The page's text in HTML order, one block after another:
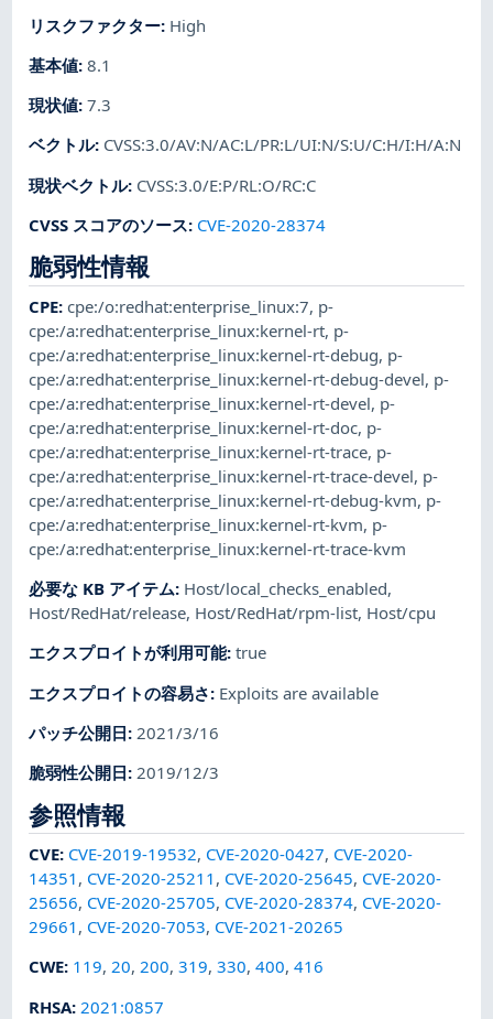
リスクファクター: High
基本値:8.1
現状値:7.3
ベクトル: CVSS:3.0/AV:N/AC:L/PR:L/UI:N/S:U/C:H/I:H/A:N
現状ベクトル: CVSS:3.0/E:P/RL:O/RC:C
CVSS スコアのソース: CVE-2020-28374
脆弱性情報
CPE:cpe:/o:redhat:enterprise_linux:7, p-
cpe:/a:redhat:enterprise_linux:kernel-rt, p-
cpe:/a:redhat:enterprise_linux:kernel-rt-debug, p-
cpe:/a:redhat:enterprise_linux:kernel-rt-debug-devel, p-
cpe:/a:redhat:enterprise_linux:kernel-rt-devel, p-
cpe:/a:redhat:enterprise_linux:kernel-rt-doc, p-
cpe:/a:redhat:enterprise_linux:kernel-rt-trace, p-
cpe:/a:redhat:enterprise_linux:kernel-rt-trace-devel, p-
cpe:/a:redhat:enterprise_linux:kernel-rt-debug-kvm, p-
cpe:/a:redhat:enterprise_linux:kernel-rt-kvm, p-
cpe:/a:redhat:enterprise_linux:kernel-rt-trace-kvm
必要な KB アイテム: Host/local_checks_enabled,
Host/RedHat/release, Host/RedHat/rpm-list, Host/cpu
エクスプロイトが利用可能:true
エクスプロイトの容易さ: Exploits are available
パッチ公開日:2021/3/16
脆弱性公開日:2019/12/3
参照情報
CVE: CVE-2019-19532, CVE-2020-0427, CVE-2020-
14351 , CVE-2020-25211 , CVE-2020-25645, CVE-2020-
25656, CVE-2020-25705, CVE-2020-28374, CVE-2020-
29661 , CVE-2020-7053, CVE-2021-20265
CWE: 119,20,200,319,330,400,416
RHSA: 2021:0857